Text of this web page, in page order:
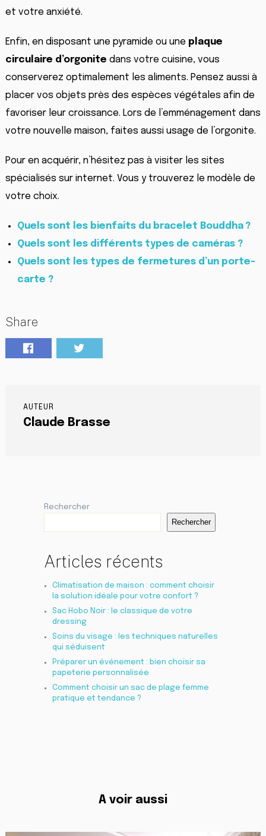
et votre anxiété.
Enfin, en disposant une pyramide ou une plaque
circulaire d’orgonite dans votre cuisine, vous
conserverez optimalement les aliments. Pensez aussi à
placer vos objets près des espèces végétales afin de
favoriser leur croissance. Lors de l’emménagement dans
votre nouvelle maison, faites aussi usage de l’orgonite.
Pour en acquérir, n’hésitez pas à visiter les sites
spécialisés sur internet. Vous y trouverez le modèle de
votre choix.
Quels sont les bienfaits du bracelet Bouddha ?
Quels sont les différents types de caméras ?
Quels sont les types de fermetures d’un porte-
carte ?
Share
AUTEUR
Claude Brasse
Rechercher
Rechercher
Articles récents
Climatisation de maison : comment choisir
la solution idéale pour votre confort ?
Sac Hobo Noir : le classique de votre
dressing
Soins du visage : les techniques naturelles
qui séduisent
Préparer un événement : bien choisir sa
papeterie personnalisée
Comment choisir un sac de plage femme
pratique et tendance ?
A voir aussi